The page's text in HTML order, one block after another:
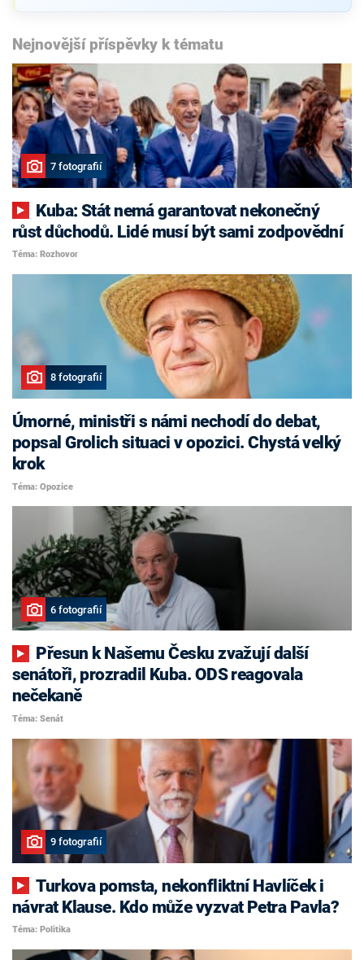
Nejnovější příspěvky k tématu
7 fotografií
růst důchodů. Lidé musí být sami zodpovědní
Téma: Rozhovor
8 fotografií
Úmorné, ministři s námi nechodí do debat,
popsal Grolich situaci v opozici. Chystá velký
krok
Téma: Opozice
6 fotografií
senátoři, prozradil Kuba. ODS reagovala
nečekaně
Téma: Senát
9 fotografií
Turkova pomsta, nekonfliktní Havlíček i
návrat Klause. Kdo může vyzvat Petra Pavla?
Téma: Politika